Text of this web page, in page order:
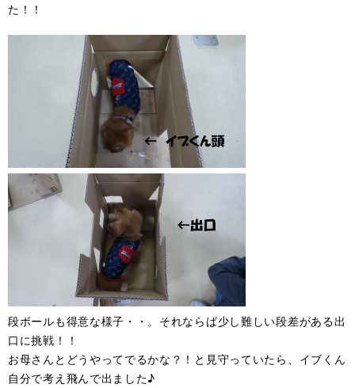
た！！
段ボールも得意な様子・・。それならば少し難しい段差がある出
口に挑戦！！
お母さんとどうやってでるかな？！と見守っていたら、イブくん
自分で考え飛んで出ました♪